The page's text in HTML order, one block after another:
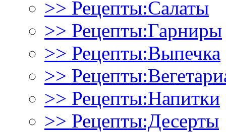
>> Рецепты:Салаты
>> Рецепты:Гарниры
>> Рецепты:Выпечка
>>
>> Рецепты:Напитки
>> Рецепты:Десерты